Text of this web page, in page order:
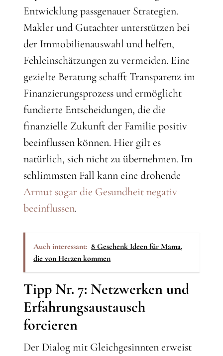
Entwicklung passgenauer Strategien.
Makler und Gutachter unterstützen bei
der Immobilienauswahl und helfen,
Fehleinschätzungen zu vermeiden. Eine
gezielte Beratung schafft Transparenz im
Finanzierungsprozess und ermöglicht
fundierte Entscheidungen, die die
finanzielle Zukunft der Familie positiv
beeinflussen können. Hier gilt es
natürlich, sich nicht zu übernehmen. Im
schlimmsten Fall kann eine drohende
Armut sogar die Gesundheit negativ
beeinflussen.
Auch interessant: 8 Geschenk Ideen für Mama,
die von Herzen kommen
Tipp Nr. 7: Netzwerken und
Erfahrungsaustausch
forcieren
Der Dialog mit Gleichgesinnten erweist